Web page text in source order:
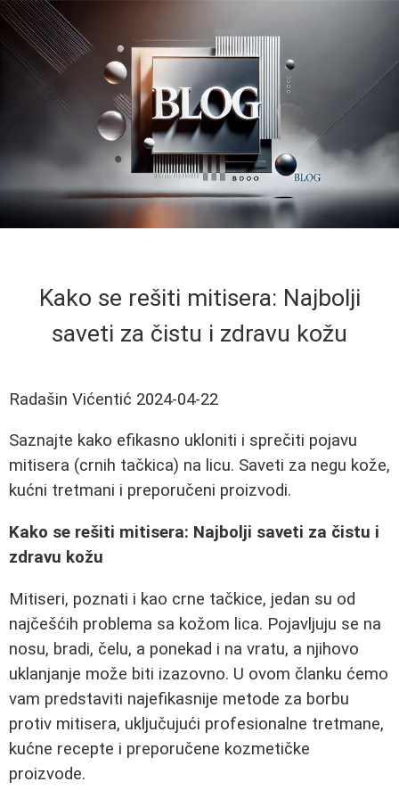
Kako se rešiti mitisera: Najbolji
saveti za čistu i zdravu kožu
Radašin Vićentić 2024-04-22
Saznajte kako efikasno ukloniti i sprečiti pojavu
mitisera (crnih tačkica) na licu. Saveti za negu kože,
kućni tretmani i preporučeni proizvodi.
Kako se rešiti mitisera: Najbolji saveti za čistu i
zdravu kožu
Mitiseri, poznati i kao crne tačkice, jedan su od
najčešćih problema sa kožom lica. Pojavljuju se na
nosu, bradi, čelu, a ponekad i na vratu, a njihovo
uklanjanje može biti izazovno. U ovom članku ćemo
vam predstaviti najefikasnije metode za borbu
protiv mitisera, uključujući profesionalne tretmane,
kućne recepte i preporučene kozmetičke
proizvode.